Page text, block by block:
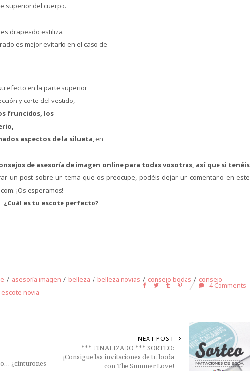
superior del cuerpo.
drapeado estiliza.
es mejor evitarlo en el caso de
efecto en la parte superior
y corte del vestido,
fruncidos, los
aspectos de la silueta, en
de asesoría de imagen online para todas vosotras, así que si tenéis
un post sobre un tema que os preocupe, podéis dejar un comentario en este
¡Os esperamos!
¿Cuál es tu escote perfecto?
/ asesoría imagen / belleza / belleza novias / consejo bodas / consejo
novia
4 Comments
¿cinturones
NEXT POST
*** FINALIZADO *** SORTEO:
¡Consigue las invitaciones de tu boda
con The Summer Love!